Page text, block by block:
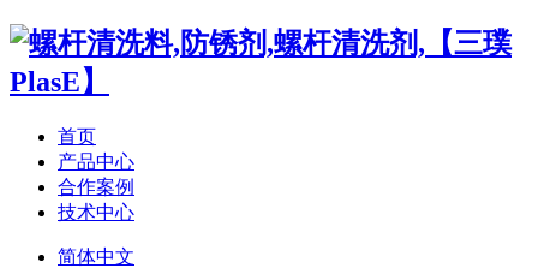
首页
产品中心
合作案例
技术中心
简体中文